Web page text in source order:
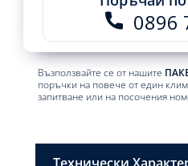
0896
Възползвайте се от нашите
поръчки на повече от един
запитване или на посочения